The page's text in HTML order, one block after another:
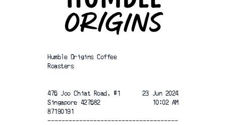
Humble Origins Coffee
Roasters
476 Joo Chiat Road, #1
23 Jun 2024
Singapore 427682
10:02 AM
87190191
-------------------------------------